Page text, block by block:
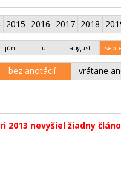
2015 2016 2017 2018
jún júl august
bez anotácií vrátane
2013 nevyšiel žiadny